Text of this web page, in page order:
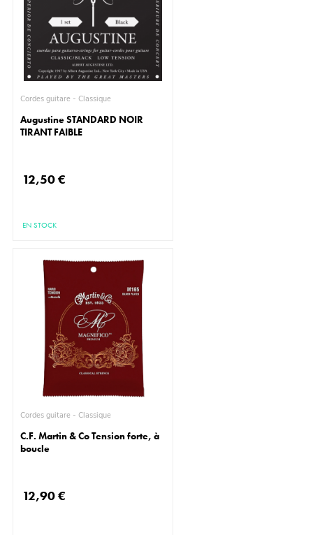
Cordes guitare - Classique
Augustine STANDARD NOIR
TIRANT FAIBLE
12,50 €
EN STOCK
Cordes guitare - Classique
C.F. Martin & Co Tension forte, à
boucle
12,90 €